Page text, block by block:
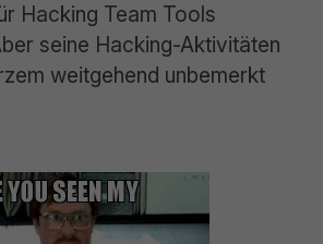
Hacking Team Tools
seine Hacking-Aktivitäten
weitgehend unbemerkt